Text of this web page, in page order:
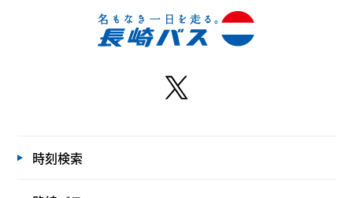
時刻検索